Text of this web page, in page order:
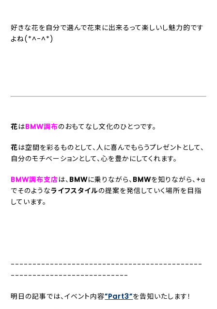
好きな花を自分で選んで花束に出来るって楽しいし魅力的です
よね(*^-^*)
花はBMW調布のおもてなし文化のひとつです。
花は空間を彩るものとして、人に喜んでもらうプレゼントとして、
自分のモチベーションとして、心を豊かにしてくれます。
BMW調布支店は、 BMWに乗りながら、 BMWを知りながら、+α
でそのようなライフスタイルの提案を発信していく場所を目指
しています。
--------------------------------------------
---------------------------
明日の記事では、イベント内容”Part3”を告知いたします！